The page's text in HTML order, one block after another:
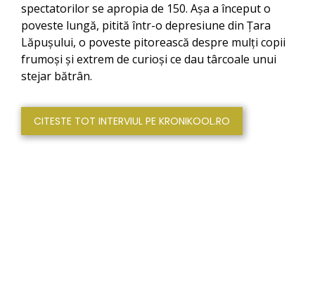
spectatorilor se apropia de 150. Așa a început o
poveste lungă, pitită într-o depresiune din Țara
Lăpușului, o poveste pitorească despre mulți copii
frumoși și extrem de curioși ce dau târcoale unui
stejar bătrân.
CITESTE TOT INTERVIUL PE KRONIKOOL.RO